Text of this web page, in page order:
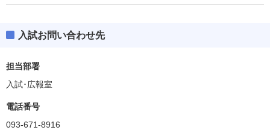
看護学部
偏差値 35.0
入試お問い合わせ先
担当部署
入試･広報室
電話番号
093-671-8916